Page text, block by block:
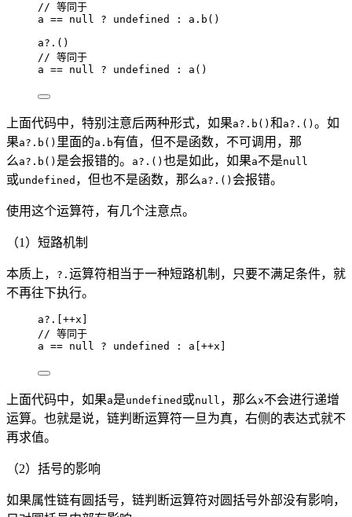
// 等同于
a == null ? undefined : a . b ()
a?. ()
// 等同于
a == null ? undefined : a ()
上面代码中，特别注意后两种形式，如果a?.b() 和 a?.() 。如
果a?.b() 里面的a.b有值，但不是函数，不可调用，那
么a?.b() 是会报错的。 a?.() 也是如此，如果a不是null
或undefined ，但也不是函数，那么a?.() 会报错。
使用这个运算符，有几个注意点。
（1）短路机制
本质上， ?. 运算符相当于一种短路机制，只要不满足条件，就
不再往下执行。
a?. ++x
// 等同于
a == null ? undefined : a ++x
上面代码中，如果a是undefined 或null ，那么x不会进行递增
运算。也就是说，链判断运算符一旦为真，右侧的表达式就不
再求值。
（2）括号的影响
如果属性链有圆括号，链判断运算符对圆括号外部没有影响，